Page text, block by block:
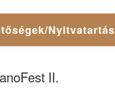
Nyitvatartás
II.